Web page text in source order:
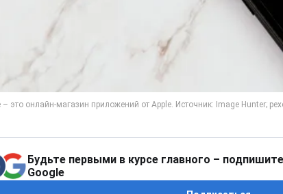
Будьте первыми в курсе главного –
Google